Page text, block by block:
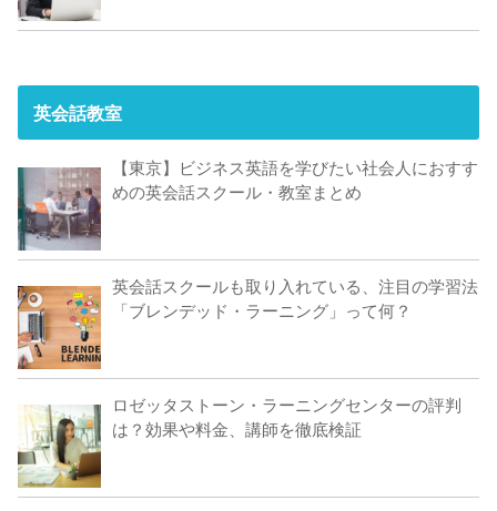
英会話教室
【東京】ビジネス英語を学びたい社会人におすす
めの英会話スクール・教室まとめ
英会話スクールも取り入れている、注目の学習法
「ブレンデッド・ラーニング」って何？
ロゼッタストーン・ラーニングセンターの評判
は？効果や料金、講師を徹底検証